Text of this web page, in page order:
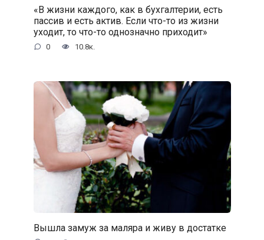
«В жизни каждого, как в бухгалтерии, есть
пассив и есть актив. Если что-то из жизни
уходит, то что-то однозначно приходит»
0 10.8к.
Вышла замуж за маляра и живу в достатке